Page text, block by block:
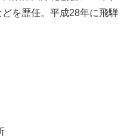
を歴任。平成28年に飛騨